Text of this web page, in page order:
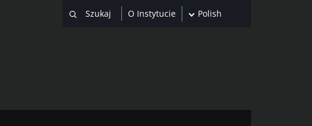
O Instytucie Polish